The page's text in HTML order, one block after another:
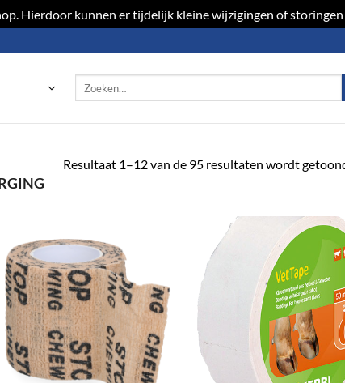
Hierdoor kunnen er tijdelijk kleine wijzigingen of storingen
Resultaat 1–12 van de 95 resultaten wordt
Toevoegen
verlanglijst